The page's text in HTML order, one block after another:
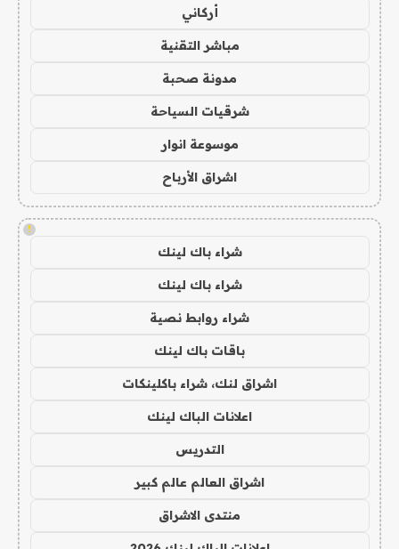
أركاني
مباشر التقنية
مدونة صحبة
شرقيات السياحة
موسوعة انوار
اشراق الأرباح
!
شراء باك لينك
شراء باك لينك
شراء روابط نصية
باقات باك لينك
اشراق لنك، شراء باكلينكات
اعلانات الباك لينك
التدريس
اشراق العالم عالم كبير
منتدى الاشراق